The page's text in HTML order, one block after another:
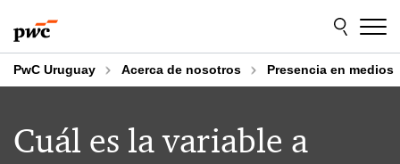
to
content
to
footer
PwC Uruguay Acerca de nosotros Presencia en medios
Cuál es la variable a